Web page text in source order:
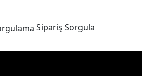
Sipariş Sorgula